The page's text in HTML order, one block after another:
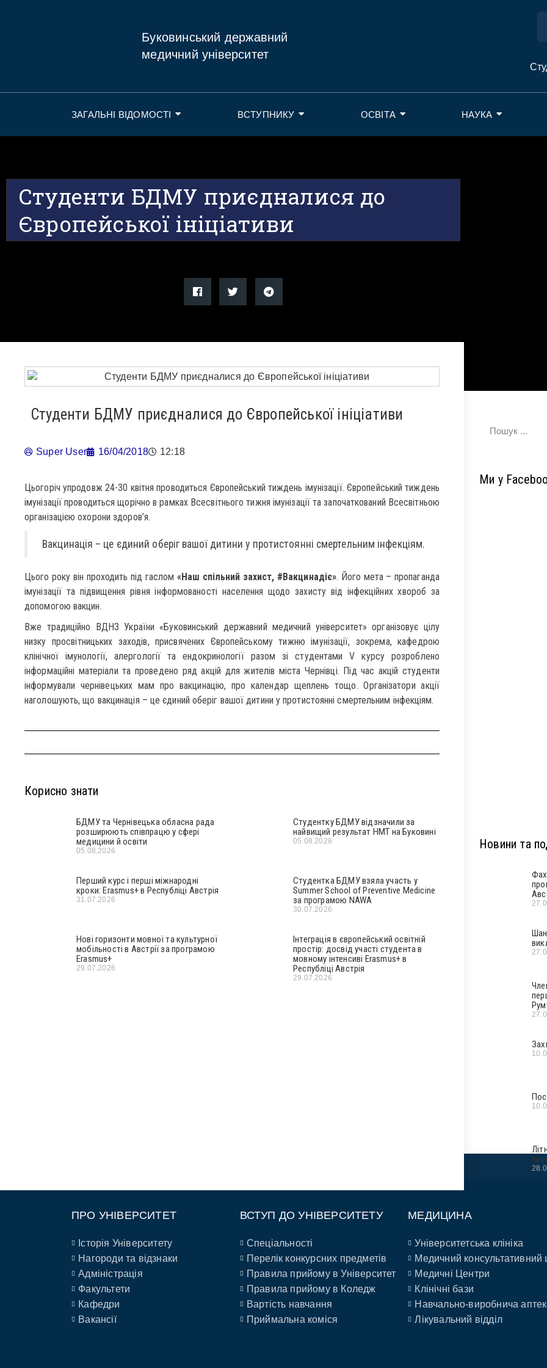
Буковинський державний
медичний університет
ЗАГАЛЬНІ ВІДОМОСТІ ВСТУПНИКУ ОСВІТА НАУКА
Студенти БДМУ приєдналися до
Європейської ініціативи
Студенти БДМУ приєдналися до Європейської ініціативи
Super User 16/04/2018 12:18
Цьогоріч упродовж 24-30 квітня проводиться Європейський тиждень імунізації. Європейський тиждень
імунізації проводиться щорічно в рамках Всесвітнього тижня імунізації та започаткований Всесвітньою
організацією охорони здоров’я.
Вакцинація – це єдиний оберіг вашої дитини у протистоянні смертельним інфекціям.
Цього року він проходить під гаслом «Наш спільний захист, #Вакцинадіє». Його мета – пропаганда
імунізації та підвищення рівня інформованості населення щодо захисту від інфекційних хвороб за
допомогою вакцин.
Вже традиційно ВДНЗ України «Буковинський державний медичний університет» організовує цілу
низку просвітницьких заходів, присвячених Європейському тижню імунізації, зокрема, кафедрою
клінічної імунології, алергології та ендокринології разом зі студентами V курсу розроблено
інформаційні матеріали та проведено ряд акцій для жителів міста Чернівці. Під час акцій студенти
інформували чернівецьких мам про вакцинацію, про календар щеплень тощо. Організатори акції
наголошують, що вакцинація – це єдиний оберіг вашої дитини у протистоянні смертельним інфекціям.
Корисно знати
БДМУ та Чернівецька обласна рада
розширюють співпрацю у сфері
медицини й освіти
05.08.2026
Студентку БДМУ відзначили за
найвищий результат НМТ на Буковині
05.08.2026
Перший курс і перші міжнародні
кроки: Erasmus+ в Республіці Австрія
31.07.2026
Студентка БДМУ взяла участь у
Summer School of Preventive Medicine
за програмою NAWA
30.07.2026
Нові горизонти мовної та культурної
мобільності в Австрії за програмою
Erasmus+
29.07.2026
Інтеграція в європейський освітній
простір: досвід участі студента в
мовному інтенсиві Erasmus+ в
Республіці Австрія
29.07.2026
Ми у
Новини та
ПРО УНІВЕРСИТЕТ
Історія Університету
Нагороди та відзнаки
Адміністрація
Факультети
Кафедри
Вакансії
ВСТУП ДО УНІВЕРСИТЕТУ
Спеціальності
Перелік конкурсних предметів
Правила прийому в Університет
Правила прийому в Коледж
Вартість навчання
Приймальна коміся
МЕДИЦИНА
Університетська клініка
Медичний консультативний
Медичні Центри
Клінічні бази
Навчально-виробнича
Лікувальний відділ